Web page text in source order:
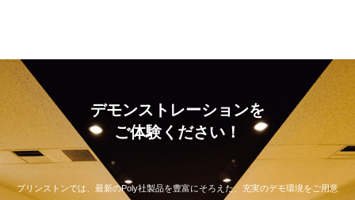
デモンストレーションを
ご体験ください！
プリンストンでは、最新のPoly社製品を豊富にそろえた、充実のデモ環境をご用意